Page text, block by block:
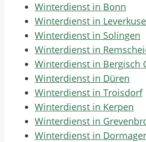
Winterdienst in Bonn
Winterdienst in
Winterdienst in Solingen
Winterdienst in
Winterdienst in Bergisch
Winterdienst in Düren
Winterdienst in Troisdorf
Winterdienst in Kerpen
Winterdienst in
Winterdienst in